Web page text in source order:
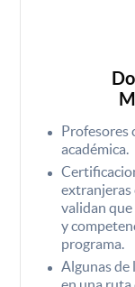
Profesores
académica.
extranjeras
validan
y
programa.
Algunas de